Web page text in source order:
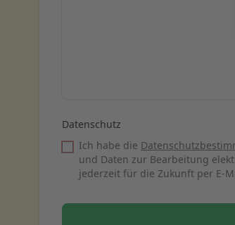
Datenschutz
Ich habe die
und Daten zur Bearbeitung
jederzeit für die Zukunft per E-